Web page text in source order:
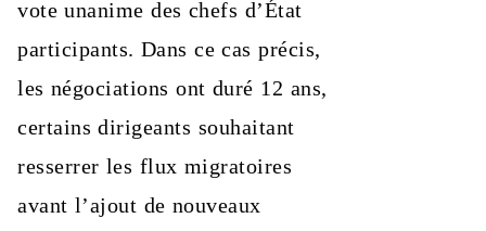
vote unanime des chefs d’État
participants. Dans ce cas précis,
les négociations ont duré 12 ans,
certains dirigeants souhaitant
resserrer les flux migratoires
avant l’ajout de nouveaux